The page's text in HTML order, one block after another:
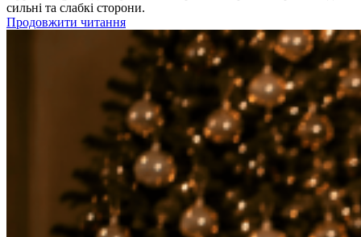
сильні та слабкі сторони.
Продовжити читання